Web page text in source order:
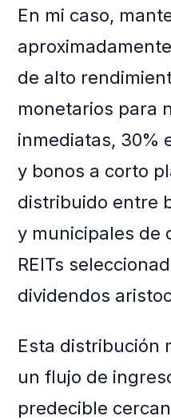
En mi caso,
de alto
monetarios para
inmediatas, 30%
y bonos a corto
distribuido entre
y municipales de
REITs
dividendos
Esta distribución
un flujo de
predecible